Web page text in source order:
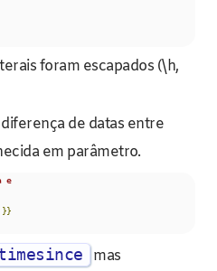
foram escapados (\h,
de datas entre
em parâmetro.
e
}}
mas